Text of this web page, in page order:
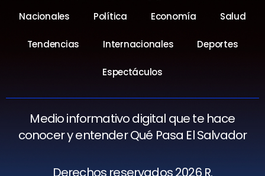
Nacionales Política Economía Salud
Tendencias Internacionales Deportes
Espectáculos
Medio informativo digital que te hace
conocer y entender Qué Pasa El Salvador
Derechos reservados 2026 R.